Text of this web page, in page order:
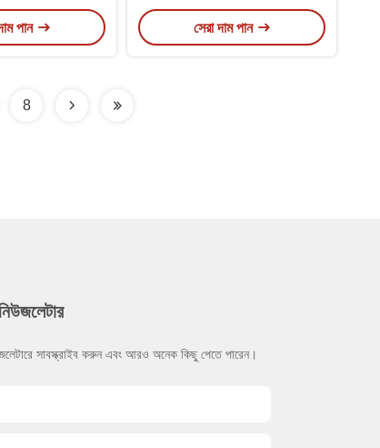
/ ১৯২ কেএইচজেড
পান
স্টেরিও ওয়্যারলেস রিসিভার
সেরা দাম পান
8
সাবস্ক্রাইব করুন এবং আরও অনেক কিছু পেতে পারেন।